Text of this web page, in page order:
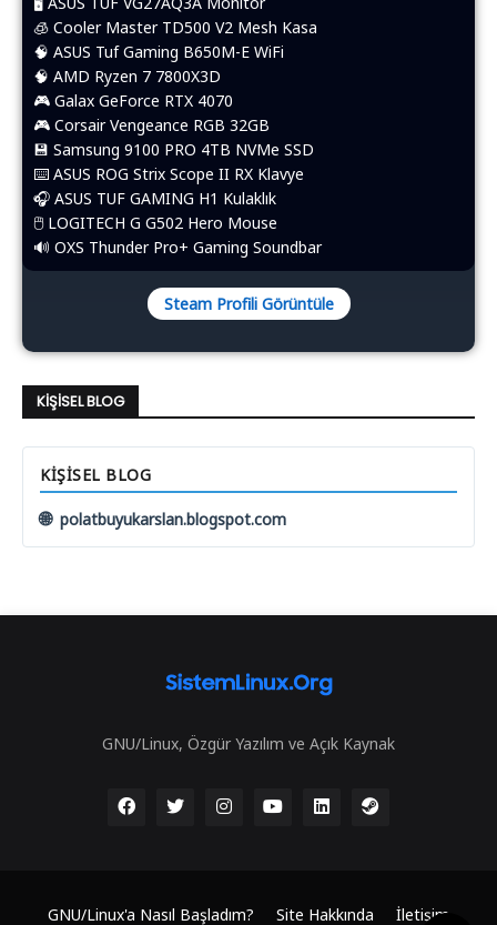
🧊 Cooler Master TD500 V2 Mesh Kasa
🧠 ASUS Tuf Gaming B650M-E WiFi
🧠 AMD Ryzen 7 7800X3D
🎮 Galax GeForce RTX 4070
🎮 Corsair Vengeance RGB 32GB
💾 Samsung 9100 PRO 4TB NVMe SSD
⌨️​ ASUS ROG Strix Scope II RX Klavye
🎧 ASUS TUF GAMING H1 Kulaklık
🖱️​ LOGITECH G G502 Hero Mouse
🔊 OXS Thunder Pro+ Gaming Soundbar
Steam Profili Görüntüle
KIŞISEL BLOG
KIŞISEL BLOG
🌐 polatbuyukarslan.blogspot.com
GNU/Linux, Özgür Yazılım ve Açık Kaynak
GNU/Linux'a Nasıl Başladım? Site Hakkında İletişim